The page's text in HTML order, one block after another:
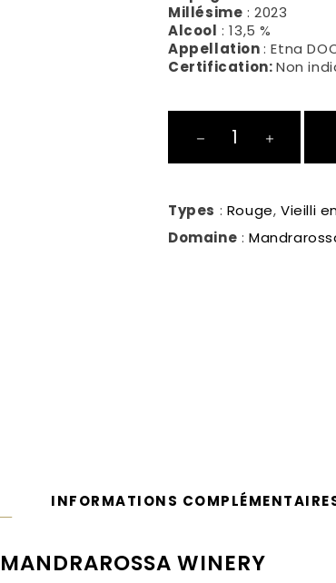
Millésime : 2023
Alcool : 13,5 %
Appellation: Etna
Certification:Non
delle
Gerle
Rosso
quantité
Types : Rouge,Vieilli
Domaine :
INFORMATIONS
MANDRAROSSA WINERY